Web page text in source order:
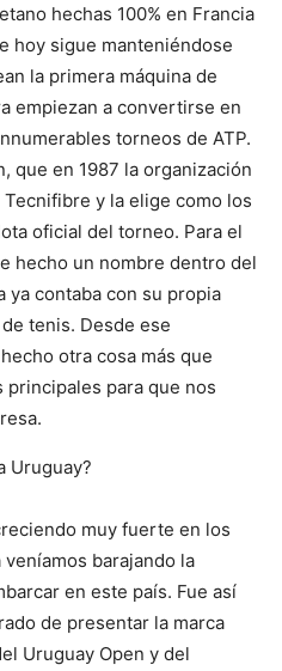
hechas 100% en Francia
hoy sigue manteniéndose
la primera máquina de
empiezan a convertirse en
torneos de ATP.
que en 1987 la organización
y la elige como los
oficial del torneo. Para el
hecho un nombre dentro del
ya contaba con su propia
tenis. Desde ese
otra cosa más que
principales para que nos
Uruguay?
muy fuerte en los
barajando la
en este país. Fue así
de presentar la marca
Uruguay Open y del